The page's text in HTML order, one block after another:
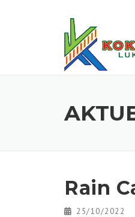
Rain
25/10/2022